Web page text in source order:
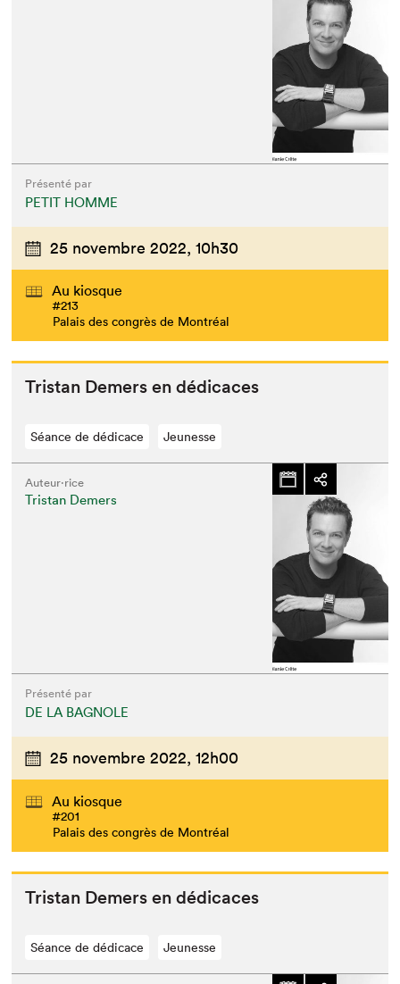
Présenté par
PETIT HOMME
25 novembre 2022, 10h30
Au kiosque
#213
Palais des congrès de Montréal
Tris­tan Demers en dédicaces
Séance de dédicace Jeunesse
Auteur·rice
Tristan Demers
Présenté par
DE LA BAGNOLE
25 novembre 2022, 12h00
Au kiosque
#201
Palais des congrès de Montréal
Tris­tan Demers en dédicaces
Séance de dédicace Jeunesse